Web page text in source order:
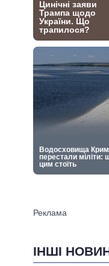
ІНШІ